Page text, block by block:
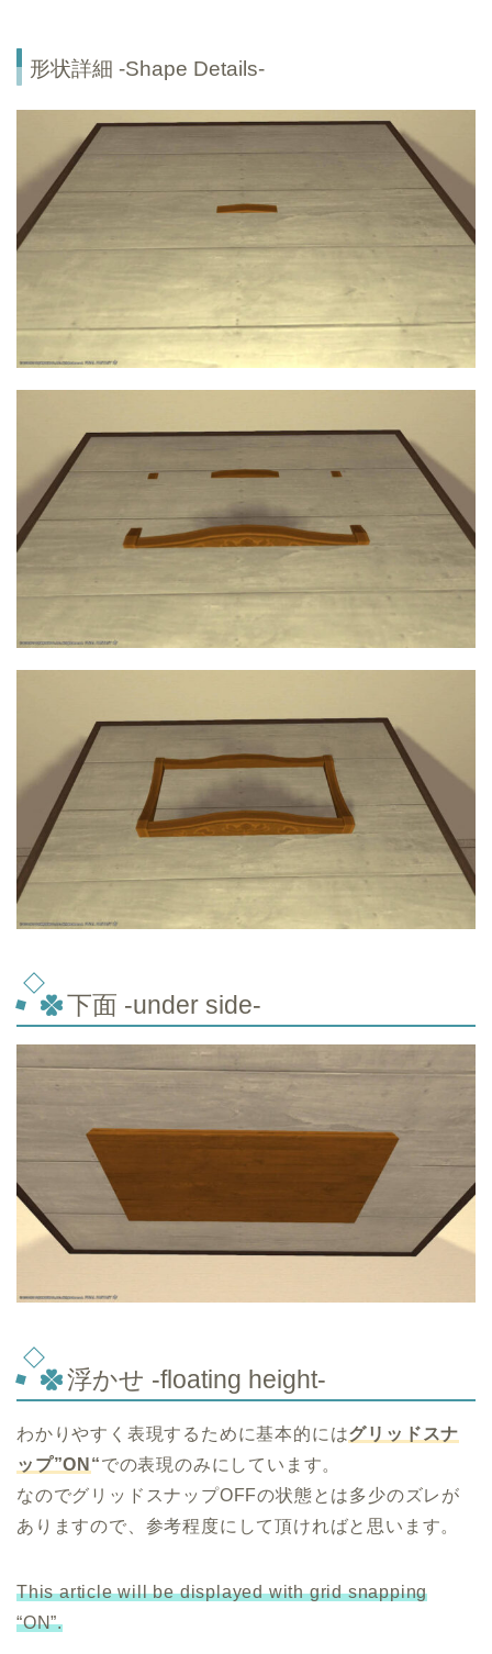
形状詳細 -Shape Details-
下面 -under side-
浮かせ -floating height-
わかりやすく表現するために基本的にはグリッドスナ
ップ”ON “での表現のみにしています。
なのでグリッドスナップOFFの状態とは多少のズレが
ありますので、参考程度にして頂ければと思います。
This article will be displayed with grid snapping
“ON”.